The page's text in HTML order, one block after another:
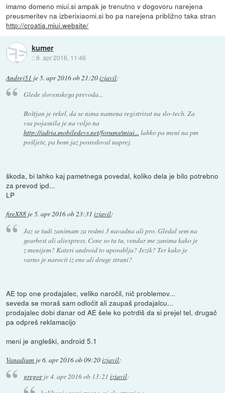
imamo domeno miui.si ampak je trenutno v dogovoru narejena
preusmeritev na izberixiaomi.si bo pa narejena približno taka stran
http://croatia.miui.website/
kumer
::6. apr 2016, 11:46
Andrej51 je5. apr 2016 ob 21:20izjavil:
Glede slovenskega prevoda...
Boštjan je rekel, da se nima namena registrirat na slo-tech. Za
vsa pojasnila je na voljo na
http://adria.mobiledevs.net/forums/miui... lahko pa meni na pm
pošljete, pa bom jaz posredoval naprej.
škoda, bi lahko kaj pametnega povedal, koliko dela je bilo potrebno
za prevod ipd...
LP
fireX88 je5. apr 2016 ob 23:31 izjavil:
Jaz se tudi zanimam za redmi 3 navadna ali pro. Gledal sem na
gearbest ali aliexpress. Cene so tu tu, vendar me zanima kako je
z menijem? Kateri android to uporablja? Jezik? Ter kako je
varno je narocit iz ene ali druge strani?
AE top one prodajalec, veliko naročil, nič problemov...
seveda se moraš sam odločit ali zaupaš prodajalcu...
prodajalec dobi danar od AE šele ko potrdiš da si prejel tel, drugač
pa odpreš reklamacijo
meni je angleški, android 5.1
Vanadium je6. apr 2016 ob 09:20izjavil:
gregorje4. apr 2016 ob 13:21 izjavil: